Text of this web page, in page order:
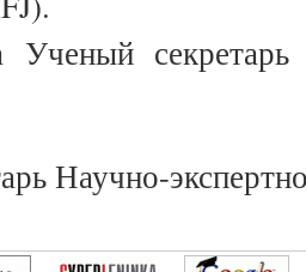
секретарь
Научно-